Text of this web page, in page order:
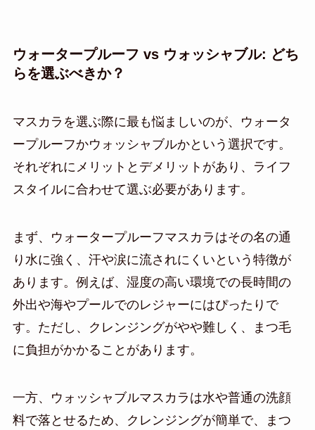
ウォータープルーフ vs ウォッシャブル: どち
らを選ぶべきか？
マスカラを選ぶ際に最も悩ましいのが、ウォータ
ープルーフかウォッシャブルかという選択です。
それぞれにメリットとデメリットがあり、ライフ
スタイルに合わせて選ぶ必要があります。
まず、ウォータープルーフマスカラはその名の通
り水に強く、汗や涙に流されにくいという特徴が
あります。例えば、湿度の高い環境での長時間の
外出や海やプールでのレジャーにはぴったりで
す。ただし、クレンジングがやや難しく、まつ毛
に負担がかかることがあります。
一方、ウォッシャブルマスカラは水や普通の洗顔
料で落とせるため、クレンジングが簡単で、まつ